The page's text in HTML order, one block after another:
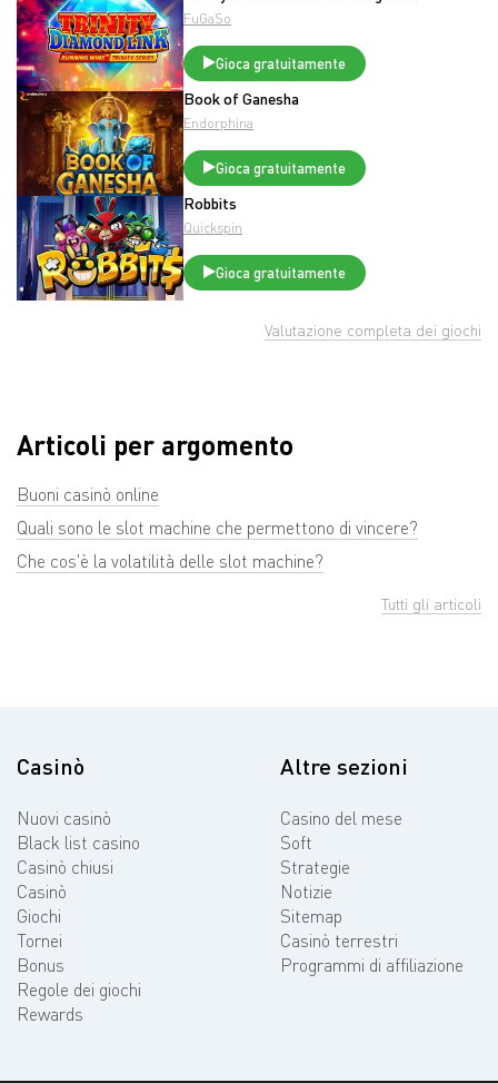
FuGaSo
Gioca gratuitamente
Book of Ganesha
Endorphina
Gioca gratuitamente
Robbits
Quickspin
Gioca gratuitamente
Valutazione completa dei giochi
Articoli per argomento
Buoni casinò online
Quali sono le slot machine che permettono di vincere?
Che cos'è la volatilità delle slot machine?
Tutti gli articoli
Casinò
Nuovi casinò
Black list casino
Casinò chiusi
Casinò
Giochi
Tornei
Bonus
Regole dei giochi
Rewards
Altre sezioni
Casino del mese
Soft
Strategie
Notizie
Sitemap
Casinò terrestri
Programmi di affiliazione